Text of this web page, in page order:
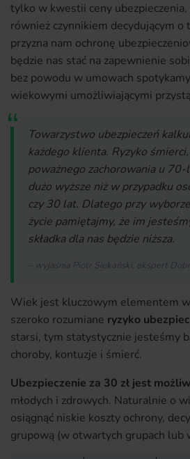
tylko w kwestii ceny
również czynnikiem decydującym o
przyzna nam ochronę
będzie nas stać na zapewnienie
bez powodu w umowach
wiekowymi umożliwiającymi
Towarzystwo ubezpieczeń
każdego klienta. Ryzyko
poważnego zachorowania u
dużo wyższe niż w przypadku
czy 30 lat. Dlatego przy
życie pamiętajmy, że im
składka dla nas będzie niższa.
– wyjaśnia Piotr Siekański, ekspert
Wiek jest kluczowym elementem
szeroko rozumiane ryzyko
starsi, tym statystycznie jesteśmy
choroby, kontuzje i śmierć.
Ubezpieczenie za 30 zł jest
młodych i zdrowych. Naturalnie o
osiągnąć niskie koszty ochrony,
grupową (w otwartych grupach lub